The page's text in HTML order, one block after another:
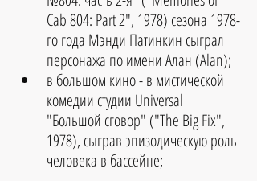
Cab 804: Part 2", 1978) сезона 1978-
го года Мэнди Патинкин сыграл
персонажа по имени Алан (Alan);
в большом кино - в мистической
комедии студии Universal
"Большой сговор" ("The Big Fix",
1978), сыграв эпизодическую роль
человека в бассейне;